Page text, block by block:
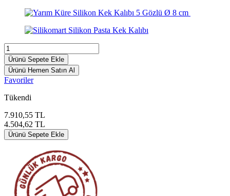
Ürünü Sepete Ekle
Ürünü Hemen Satın Al
Favoriler
Tükendi
7.910,55 TL
4.504,62 TL
Ürünü Sepete Ekle